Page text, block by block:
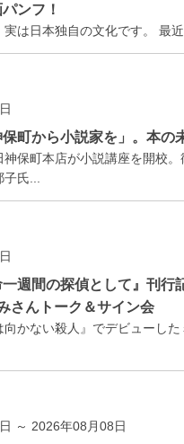
ンフ！
は日本独自の文化です。 最近
保町から小説家を」。本の
神保町本店が小説講座を開校
氏...
一週間の探偵として』刊
さんトーク＆サイン会
向かない殺人』でデビューし
～ 2026年08月08日